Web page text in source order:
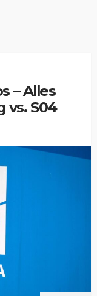
– Alles
vs. S04